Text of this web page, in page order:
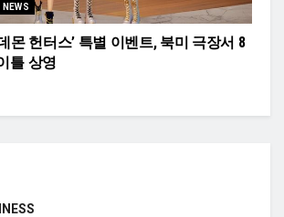
몬 헌터스’ 특별 이벤트, 북미 극장서 8
틀 상영